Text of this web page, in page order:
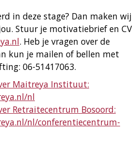
in deze stage? Dan maken wij
Stuur je motivatiebrief en CV
. Heb je vragen over de
kun je mailen of bellen met
06-51417063.
Maitreya Instituut:
nl
Retraitecentrum Bosoord:
nl/conferentiecentrum-